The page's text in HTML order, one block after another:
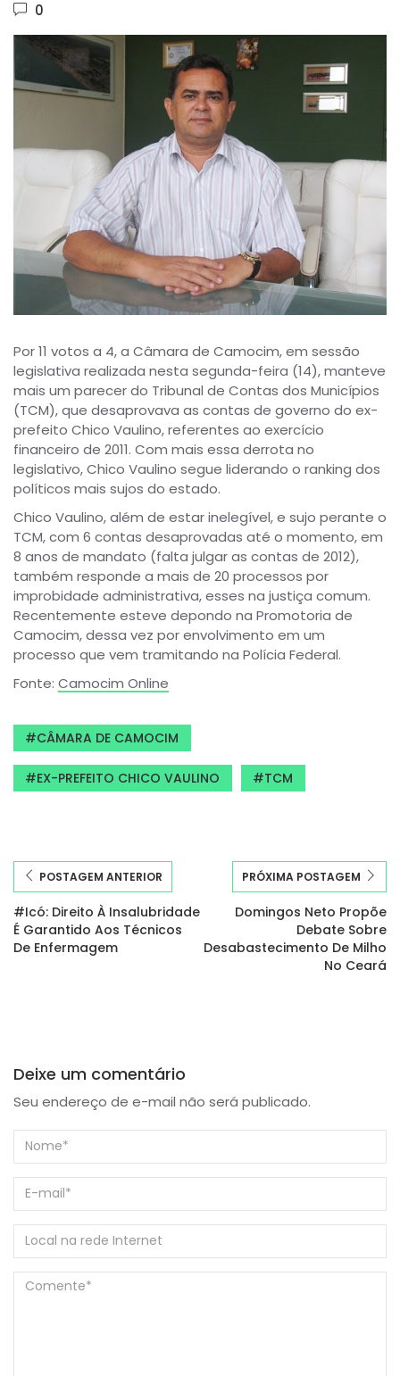
0
Por 11 votos a 4, a Câmara de Camocim, em sessão
legislativa realizada nesta segunda-feira (14), manteve
mais um parecer do Tribunal de Contas dos Municípios
(TCM), que desaprovava as contas de governo do ex-
prefeito Chico Vaulino, referentes ao exercício
financeiro de 2011. Com mais essa derrota no
legislativo, Chico Vaulino segue liderando o ranking dos
políticos mais sujos do estado.
Chico Vaulino, além de estar inelegível, e sujo perante o
TCM, com 6 contas desaprovadas até o momento, em
8 anos de mandato (falta julgar as contas de 2012),
também responde a mais de 20 processos por
improbidade administrativa, esses na justiça comum.
Recentemente esteve depondo na Promotoria de
Camocim, dessa vez por envolvimento em um
processo que vem tramitando na Polícia Federal.
Fonte: Camocim Online
CÂMARA DE CAMOCIM
EX-PREFEITO CHICO VAULINO TCM
POSTAGEM ANTERIOR
#Icó: Direito À Insalubridade
É Garantido Aos Técnicos
De Enfermagem
PRÓXIMA POSTAGEM
Domingos Neto Propõe
Debate Sobre
Desabastecimento De Milho
No Ceará
Deixe um comentário
Seu endereço de e-mail não será publicado.